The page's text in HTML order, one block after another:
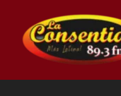
contenido